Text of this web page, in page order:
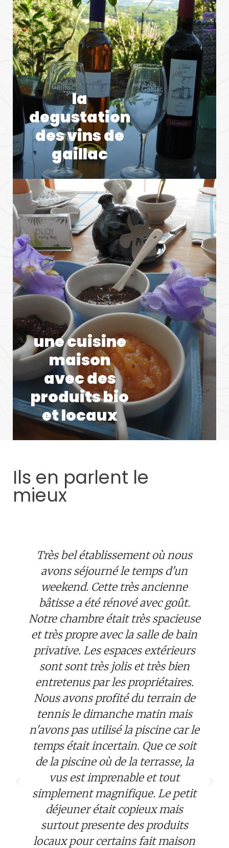
la
degustation
des vins de
gaillac
une cuisine
maison
avec des
produits bio
et locaux
Ils en parlent le
mieux
Très bel établissement où nous
avons séjourné le temps d'un
weekend. Cette très ancienne
bâtisse a été rénové avec goût.
Notre chambre était très spacieuse
et très propre avec la salle de bain
privative. Les espaces extérieurs
sont sont très jolis et très bien
entretenus par les propriétaires.
Nous avons profité du terrain de
tennis le dimanche matin mais
n'avons pas utilisé la piscine car le
temps était incertain. Que ce soit
de la piscine où de la terrasse, la
vus est imprenable et tout
simplement magnifique. Le petit
déjeuner était copieux mais
surtout presente des produits
locaux pour certains fait maison